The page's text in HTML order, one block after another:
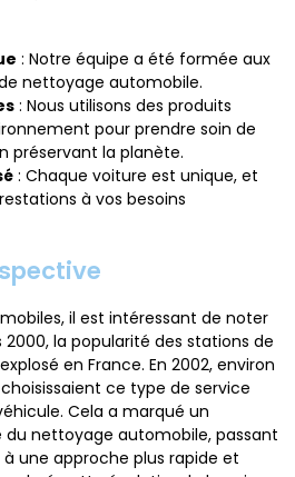
: Notre équipe a été formée aux
nettoyage automobile.
: Nous utilisons des produits
pour prendre soin de
préservant la planète.
: Chaque voiture est unique, et
à vos besoins
il est intéressant de noter
la popularité des stations de
en France. En 2002, environ
ce type de service
Cela a marqué un
du nettoyage automobile, passant
une approche plus rapide et